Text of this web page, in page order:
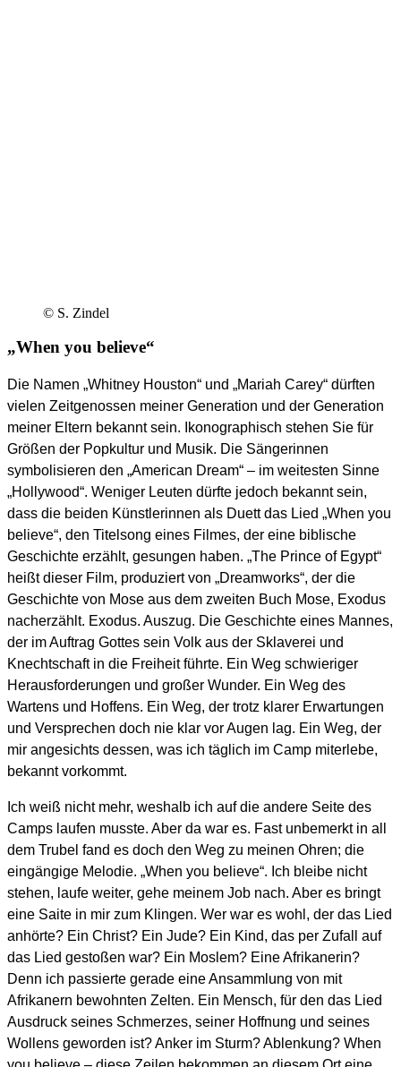
© S. Zindel
„When you believe“
Die Namen „Whitney Houston“ und „Mariah Carey“ dürften
vielen Zeitgenossen meiner Generation und der Generation
meiner Eltern bekannt sein. Ikonographisch stehen Sie für
Größen der Popkultur und Musik. Die Sängerinnen
symbolisieren den „American Dream“ – im weitesten Sinne
„Hollywood“. Weniger Leuten dürfte jedoch bekannt sein,
dass die beiden Künstlerinnen als Duett das Lied „When you
believe“, den Titelsong eines Filmes, der eine biblische
Geschichte erzählt, gesungen haben. „The Prince of Egypt“
heißt dieser Film, produziert von „Dreamworks“, der die
Geschichte von Mose aus dem zweiten Buch Mose, Exodus
nacherzählt. Exodus. Auszug. Die Geschichte eines Mannes,
der im Auftrag Gottes sein Volk aus der Sklaverei und
Knechtschaft in die Freiheit führte. Ein Weg schwieriger
Herausforderungen und großer Wunder. Ein Weg des
Wartens und Hoffens. Ein Weg, der trotz klarer Erwartungen
und Versprechen doch nie klar vor Augen lag. Ein Weg, der
mir angesichts dessen, was ich täglich im Camp miterlebe,
bekannt vorkommt.
Ich weiß nicht mehr, weshalb ich auf die andere Seite des
Camps laufen musste. Aber da war es. Fast unbemerkt in all
dem Trubel fand es doch den Weg zu meinen Ohren; die
eingängige Melodie. „When you believe“. Ich bleibe nicht
stehen, laufe weiter, gehe meinem Job nach. Aber es bringt
eine Saite in mir zum Klingen. Wer war es wohl, der das Lied
anhörte? Ein Christ? Ein Jude? Ein Kind, das per Zufall auf
das Lied gestoßen war? Ein Moslem? Eine Afrikanerin?
Denn ich passierte gerade eine Ansammlung von mit
Afrikanern bewohnten Zelten. Ein Mensch, für den das Lied
Ausdruck seines Schmerzes, seiner Hoffnung und seines
Wollens geworden ist? Anker im Sturm? Ablenkung? When